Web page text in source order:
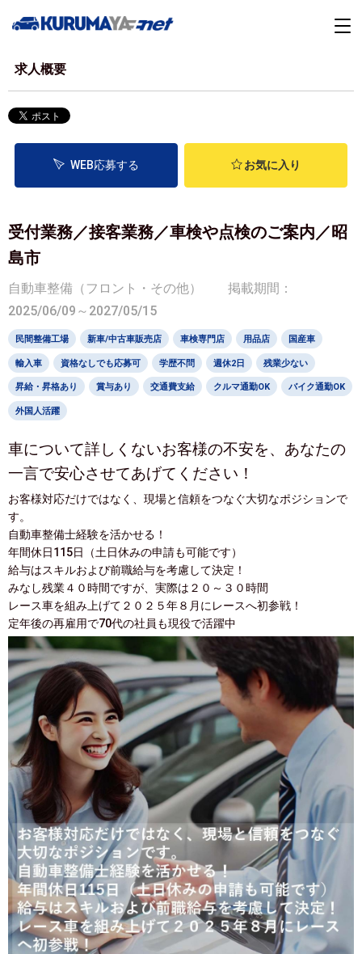
求人概要
WEB応募する お気に入り
受付業務／接客業務／車検や点検のご案内／昭
島市
自動車整備（フロント・その他）
掲載期間：
2025/06/09～2027/05/15
民間整備工場 新車/中古車販売店 車検専門店 用品店 国産車
輸入車 資格なしでも応募可 学歴不問 週休2日 残業少ない
昇給・昇格あり 賞与あり 交通費支給 クルマ通勤OK バイク通勤OK
外国人活躍
車について詳しくないお客様の不安を、あなたの
一言で安心させてあげてください！
お客様対応だけではなく、現場と信頼をつなぐ大切なポジションで
す。
自動車整備士経験を活かせる！
年間休日115日（土日休みの申請も可能です）
給与はスキルおよび前職給与を考慮して決定！
みなし残業４０時間ですが、実際は２０～３０時間
レース車を組み上げて２０２５年８月にレースへ初参戦！
定年後の再雇用で70代の社員も現役で活躍中